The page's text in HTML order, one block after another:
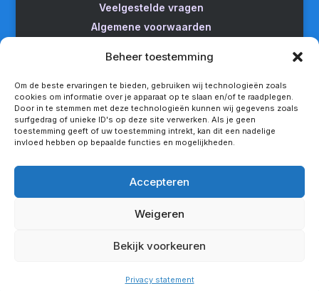
Beheer toestemming
Om de beste ervaringen te bieden, gebruiken wij technologieën zoals
cookies om informatie over je apparaat op te slaan en/of te raadplegen.
Door in te stemmen met deze technologieën kunnen wij gegevens zoals
surfgedrag of unieke ID's op deze site verwerken. Als je geen
toestemming geeft of uw toestemming intrekt, kan dit een nadelige
invloed hebben op bepaalde functies en mogelijkheden.
Accepteren
Weigeren
Bekijk voorkeuren
Privacy statement
Veelgestelde vragen
Algemene voorwaarden
Taxi van Almere naar Schiphol
Taxi Amsterdam naar Schiphol
Betrouwbare taxi van Apeldoorn naar Schiphol
Taxi service Enschede Schiphol
Snel een taxi van Lelystad naar Schiphol
Van Nijmegen naar Schiphol met de taxi
Rotterdam Schiphol met LuchthavenExpress
Copyright - LuchthavenExpress®